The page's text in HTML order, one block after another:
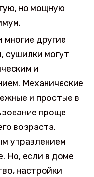
но мощную
многие другие
сушилки могут
и
Механические
и простые в
проще
возраста.
управлением
Но, если в доме
настройки